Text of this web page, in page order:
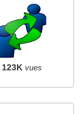
123K vues